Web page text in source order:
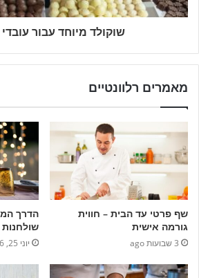
שוקולד מיוחד עבור
מאמרים רלוונטיים
שף פרטי עד הבית – חווית
גורמה אישית
3 שבועות ago
הדרך
שולחנות
יוני 25, 2026